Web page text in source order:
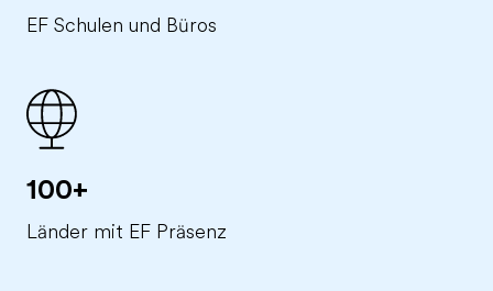
EF Schulen und Büros
100+
Länder mit EF Präsenz